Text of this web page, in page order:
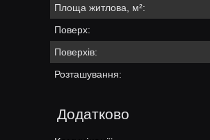
Площа житлова, м²:
Поверх:
Поверхів:
Розташування:
Додатково